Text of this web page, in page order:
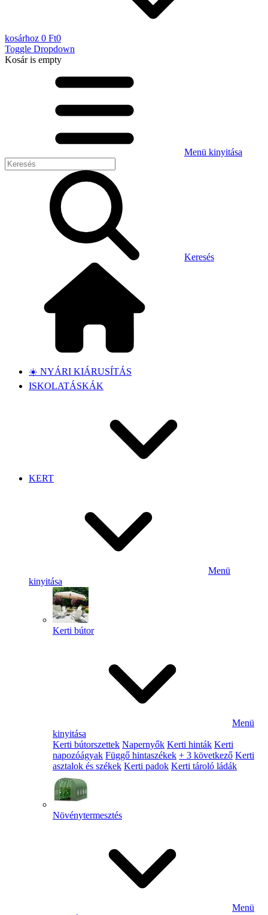
kosárhoz 0 Ft0
Toggle Dropdown
Kosáris empty
Menü kinyitása
Keresés
☀️ NYÁRI KIÁRUSÍTÁS
ISKOLATÁSKÁK
KERT
Menü
kinyitása
Kerti bútor
Menü
kinyitása
Kerti bútorszettek Napernyők Kerti hinták Kerti
napozóágyak Függő hintaszékek + 3 következő Kerti
asztalok és székek Kerti padok Kerti tároló ládák
Növénytermesztés
Menü